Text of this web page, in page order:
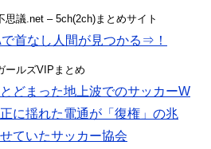
思議.net – 5ch(2ch)まとめサイト
で首なし人間が見つかる⇒！
ールズVIPまとめ
どまった地上波でのサッカーW
揺れた電通が「復権」の兆
ていたサッカー協会